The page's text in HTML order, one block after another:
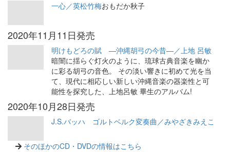
一心／英松竹梅おもだか秋子
2020年11月11日発売
明けもどろの賦 —沖縄胡弓の今昔—／上地 呂敏
暗闇に揺らぐ灯火のように、琉球古典音楽を幽か
に彩る胡弓の音色。 その淡い響きに初めて光を当
て、現代に相応しい新しい沖縄音楽の器楽性と可
能性を探究した、上地呂敏 畢生のアルバム!
2020年10月28日発売
J.S.バッハ ゴルトベルク変奏曲／みやざきみえこ
そのほかのCD・DVDの情報はこちら